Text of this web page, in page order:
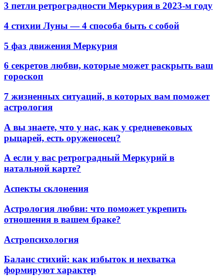
3 петли ретроградности Меркурия в 2023-м году
4 стихии Луны — 4 способа быть с собой
5 фаз движения Меркурия
6 секретов любви, которые может раскрыть ваш
гороскоп
7 жизненных ситуаций, в которых вам поможет
астрология
А вы знаете, что у нас, как у средневековых
рыцарей, есть оруженосец?
А если у вас ретроградный Меркурий в
натальной карте?
Аспекты склонения
Астрология любви: что поможет укрепить
отношения в вашем браке?
Астропсихология
Баланс стихий: как избыток и нехватка
формируют характер